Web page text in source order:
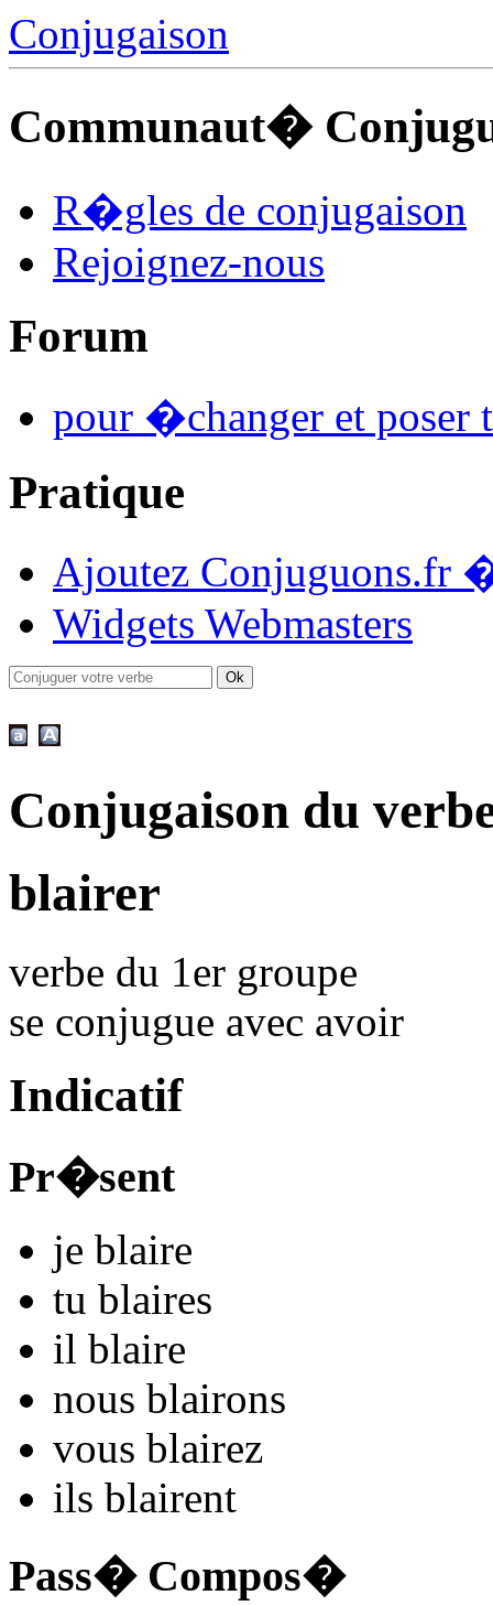
Conjugaison
Communaut�
R�gles de conjugaison
Rejoignez-nous
Forum
pour �changer et poser
Pratique
Ajoutez Conjuguons.fr
Widgets Webmasters
Conjugaison du
blairer
verbe du 1er groupe
se conjugue avec avoir
Indicatif
Pr�sent
je blaire
tu blaires
il blaire
nous blairons
vous blairez
ils blairent
Pass� Compos�